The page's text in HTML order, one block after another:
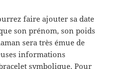
faire ajouter sa date
son prénom, son poids
sera très émue de
informations
symbolique. Pour